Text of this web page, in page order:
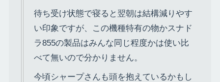
待ち受け状態で寝ると翌朝は結構減りやす
い印象ですが、この機種特有の物かスナド
ラ855の製品はみんな同じ程度かは使い比
べて無いので分かりません。
今頃シャープさんも頭を抱えているかもし